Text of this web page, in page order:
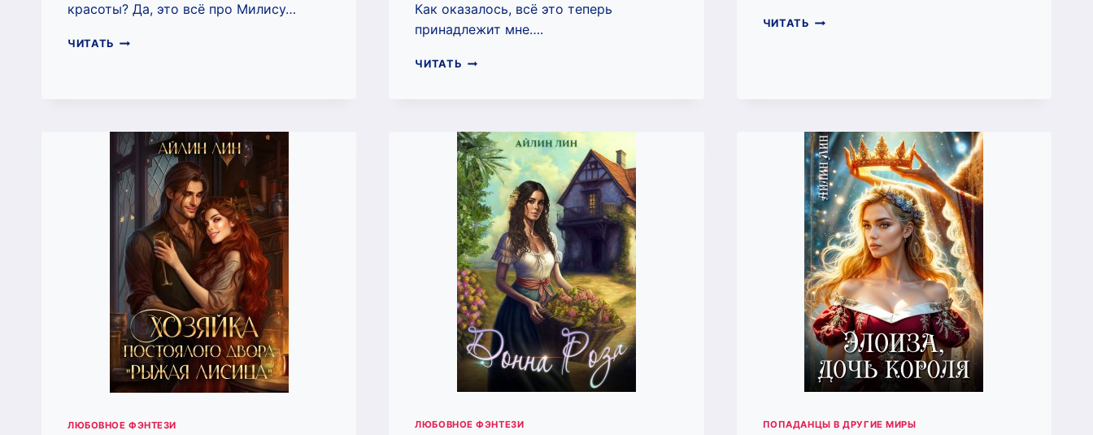
красоты? Да, это всё про Милису…
ЧИТАТЬ МИЛИСА.
Как оказалось, всё это теперь
принадлежит мне….
ЧИТАТЬ ЯБЛОНЕВЫЙ
(АЙЛИН
ЛИН)
ЧИТАТЬ НОВЫЙ
ЛЮБОВНОЕ ФЭНТЕЗИ ЛЮБОВНОЕ ФЭНТЕЗИ ПОПАДАНЦЫ В ДРУГИЕ МИРЫ